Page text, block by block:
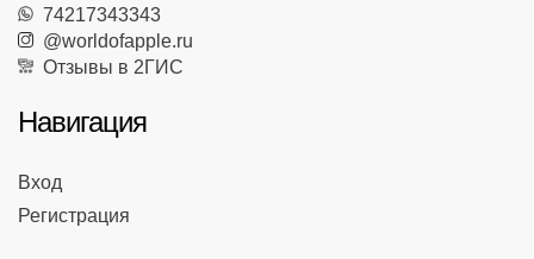
74217343343
@worldofapple.ru
Отзывы в 2ГИС
Навигация
Вход
Регистрация